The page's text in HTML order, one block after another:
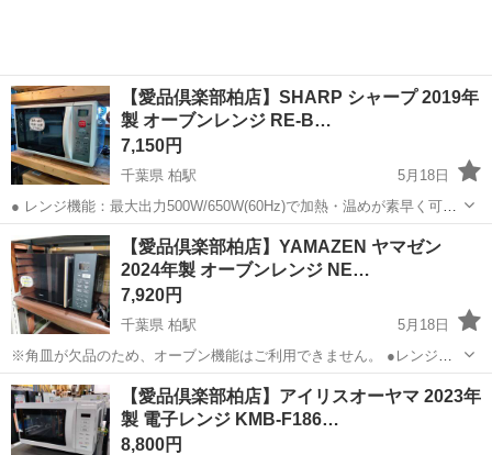
【愛品倶楽部柏店】SHARP シャープ 2019年
製 オーブンレンジ RE-B…
7,150円
千葉県 柏駅
5月18日
● レンジ機能：最大出力500W/650W(60Hz)で加熱・温めが素早く可
能、350Wへ自動切替でムラ少なく加熱 ● オーブン機能：本格焼き料
理やグリル調理が可能、発酵機能も搭載（40～200℃） ● 重量センサ
ー：食...
千葉 柏市 柏駅 キッチン家電 ターンテーブル
【愛品倶楽部柏店】YAMAZEN ヤマゼン
2024年製 オーブンレンジ NE…
7,920円
千葉県 柏駅
5月18日
※角皿が欠品のため、オーブン機能はご利用できません。 ●レンジ出
力切替：650W/500W/200W相当の3段階出力で食品に合わせた加熱調
整可能 ●フラット庫内：回転皿なしで庫内広々、大きめ弁当や皿でも
スムーズに加熱...
千葉 柏市 柏駅 キッチン家電 オーブン
【愛品倶楽部柏店】アイリスオーヤマ 2023年
製 電子レンジ KMB-F186…
8,800円